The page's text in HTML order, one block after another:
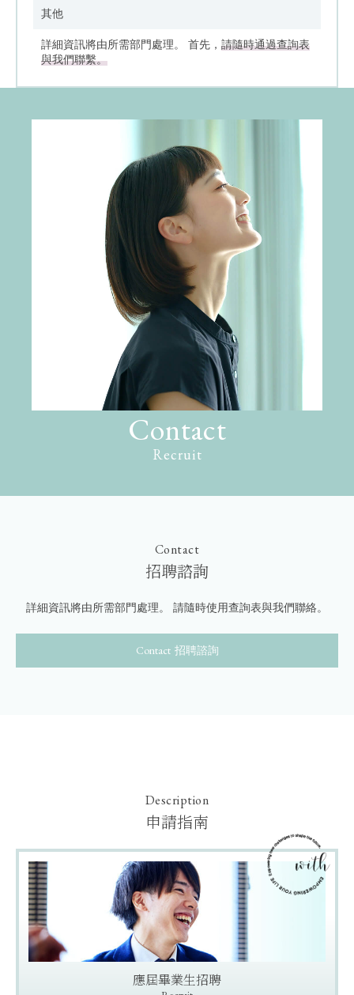
其他
詳細資訊將由所需部門處理。 首先， 請隨時通過查詢表
與我們聯繫。
Contact
Recruit
Contact
招聘諮詢
詳細資訊將由所需部門處理。 請隨時使用查詢表與我們聯絡。
招聘諮詢
Description
申請指南
應屆畢業生招聘